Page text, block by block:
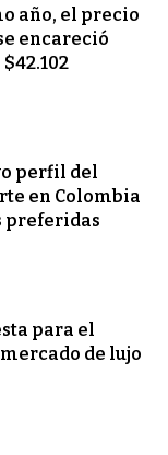
año, el precio
encareció
perfil del
en Colombia
preferidas
para el
de lujo